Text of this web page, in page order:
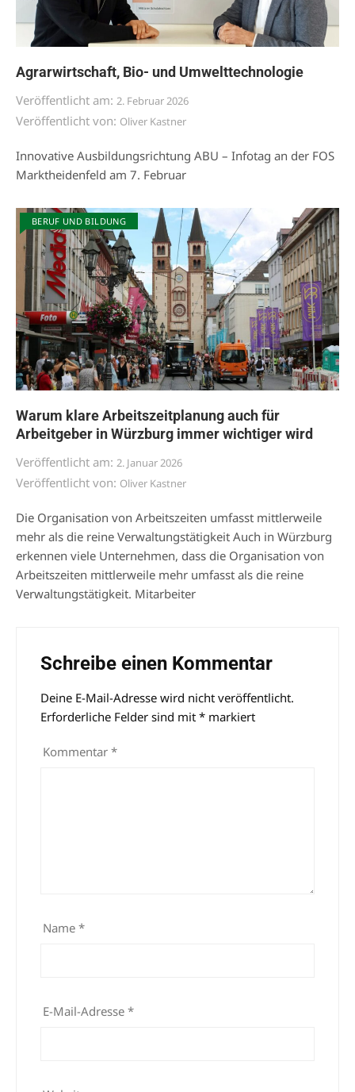
Agrarwirtschaft, Bio- und Umwelttechnologie
Veröffentlicht am: 2. Februar 2026
Veröffentlicht von: Oliver Kastner
Innovative Ausbildungsrichtung ABU – Infotag an der FOS
Marktheidenfeld am 7. Februar
BERUF UND BILDUNG
Warum klare Arbeitszeitplanung auch für
Arbeitgeber in Würzburg immer wichtiger wird
Veröffentlicht am: 2. Januar 2026
Veröffentlicht von: Oliver Kastner
Die Organisation von Arbeitszeiten umfasst mittlerweile
mehr als die reine Verwaltungstätigkeit Auch in Würzburg
erkennen viele Unternehmen, dass die Organisation von
Arbeitszeiten mittlerweile mehr umfasst als die reine
Verwaltungstätigkeit. Mitarbeiter
Schreibe einen Kommentar
Deine E-Mail-Adresse wird nicht veröffentlicht.
Erforderliche Felder sind mit * markiert
Kommentar *
Name *
E-Mail-Adresse *
Alternative: